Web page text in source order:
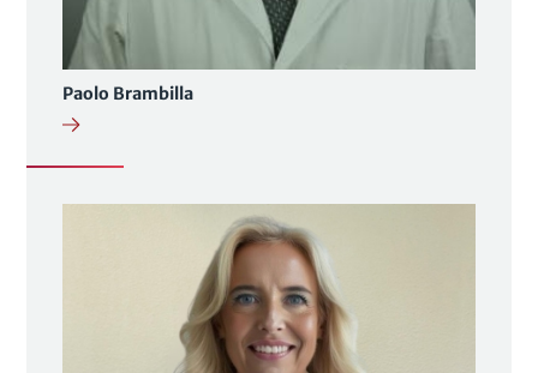
Paolo Brambilla